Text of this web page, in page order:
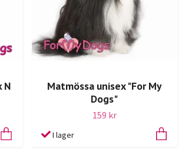
N
Matmössa unisex "For My
Dogs"
159 kr
I lager